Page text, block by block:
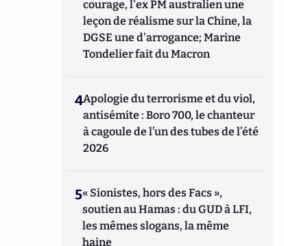
courage, l'ex PM australien une
leçon de réalisme sur la Chine, la
DGSE une d'arrogance; Marine
Tondelier fait du Macron
4Apologie du terrorisme et du viol,
antisémite : Boro 700, le chanteur
à cagoule de l’un des tubes de l’été
2026
5« Sionistes, hors des Facs »,
soutien au Hamas : du GUD à LFI,
les mêmes slogans, la même
haine